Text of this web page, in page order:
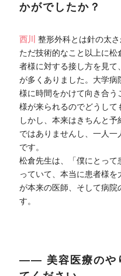
かがでしたか？
西川整形外科とは針の太
ただ技術的なこと以上に
者様に対する接し方を見て
が多くありました。大学
様に時間をかけて向き合
様が来られるのでどうして
しかし、本来はきちんと
ではありませんし、一人一
です。
松倉先生は、「僕にとっ
っていて、本当に患者様
が本来の医師、そして病
す。
―― 美容医療のや